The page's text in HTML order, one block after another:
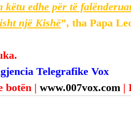
këtu edhe për të
një Kishë”, tha Papa
Telegrafike Vox
botën | www.007vox.com |